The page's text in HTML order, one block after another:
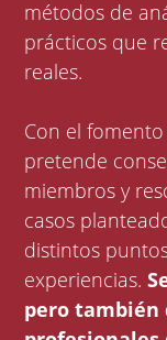
métodos de
prácticos que
reales.
Con el
pretende
miembros y
casos
distintos
experiencias.
pero también